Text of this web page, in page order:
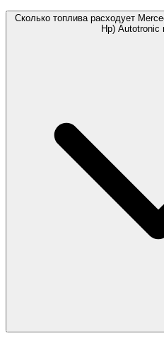
Сколько топлива расходует
Hp) Autotronic